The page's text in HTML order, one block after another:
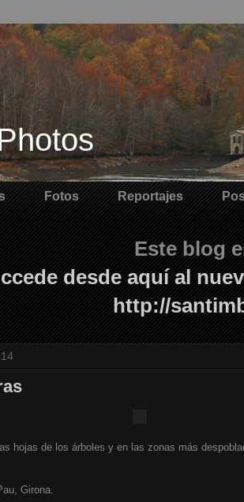
Fotos Reportajes
Este blog
desde aquí al
http://
hojas de los árboles y en las zonas más
Girona.